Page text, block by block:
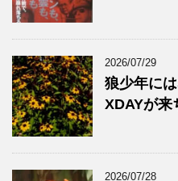
2026/07/29
狼少年に
XDAYが来
2026/07/28